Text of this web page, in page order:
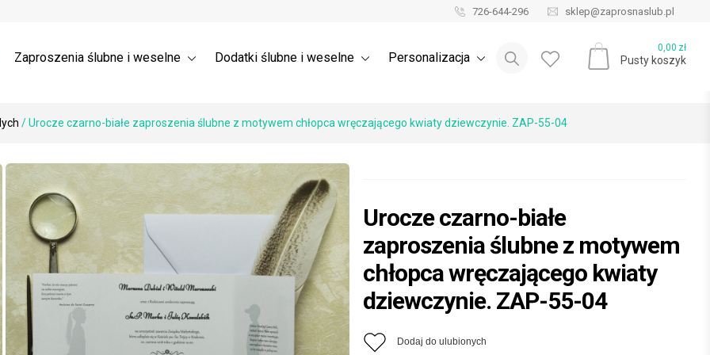
726-644-296 sklep@zaprosnaslub.pl
Zaproszenia ślubne i weselne Dodatki ślubne i weselne Personalizacja
0,00 zł
Pusty koszyk
Blog ślubny
/ Urocze czarno-białe zaproszenia ślubne z motywem chłopca wręczającego kwiaty dziewczynie. ZAP-55-04
Urocze czarno-białe
zaproszenia ślubne z motywem
chłopca wręczającego kwiaty
dziewczynie. ZAP-55-04
Dodaj do ulubionych